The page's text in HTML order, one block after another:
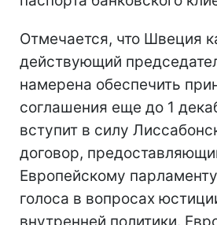
Отмечается, что Швеция
действующий
намерена обеспечить
соглашения еще до 1
вступит в силу
договор,
Европейскому
голоса в вопросах